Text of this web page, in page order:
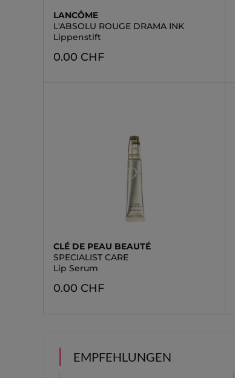
LANCÔME
L'ABSOLU ROUGE DRAMA INK
Lippenstift
0.00 CHF
CLÉ DE PEAU BEAUTÉ
SPECIALIST CARE
Lip Serum
0.00 CHF
EMPFEHLUNGEN